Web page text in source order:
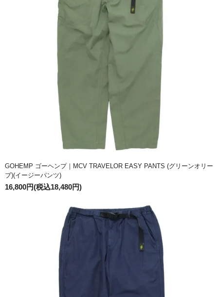
GOHEMP ゴーヘンプ｜MCV TRAVELOR EASY PANTS (グリーンオリー
ブ)(イージーパンツ)
16,800円(税込18,480円)